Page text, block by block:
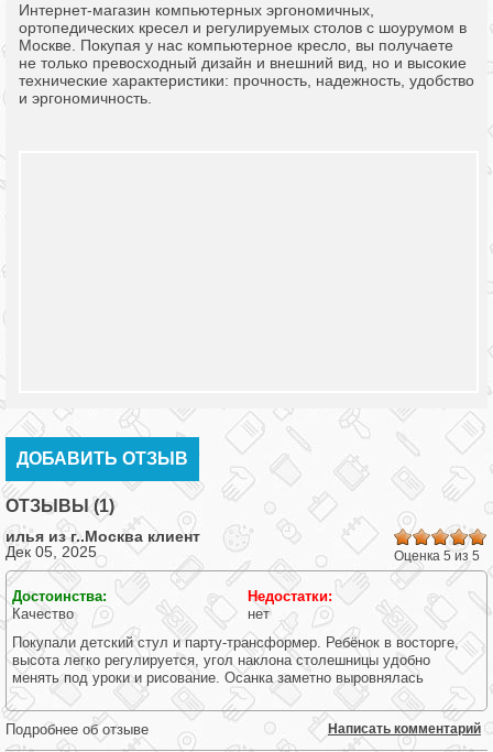
Интернет-магазин компьютерных эргономичных,
ортопедических кресел и регулируемых столов с шоурумом в
Москве. Покупая у нас компьютерное кресло, вы получаете
не только превосходный дизайн и внешний вид, но и высокие
технические характеристики: прочность, надежность, удобство
и эргономичность.
ДОБАВИТЬ ОТЗЫВ
ОТЗЫВЫ (1)
Оценка 5 из 5
илья из г..Москва клиент
Дек 05, 2025
Достоинства:
Качество
Недостатки:
нет
Покупали детский стул и парту-трансформер. Ребёнок в восторге,
высота легко регулируется, угол наклона столешницы удобно
менять под уроки и рисование. Осанка заметно выровнялась
Подробнее об отзыве Написать комментарий